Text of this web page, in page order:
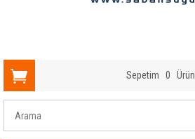
Sepetim 0 Ürün